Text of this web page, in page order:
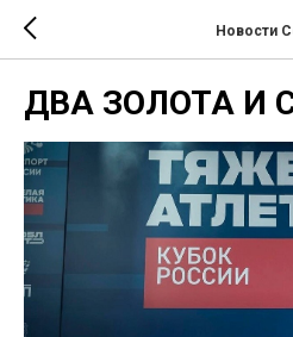
Новости
ДВА ЗОЛОТА И